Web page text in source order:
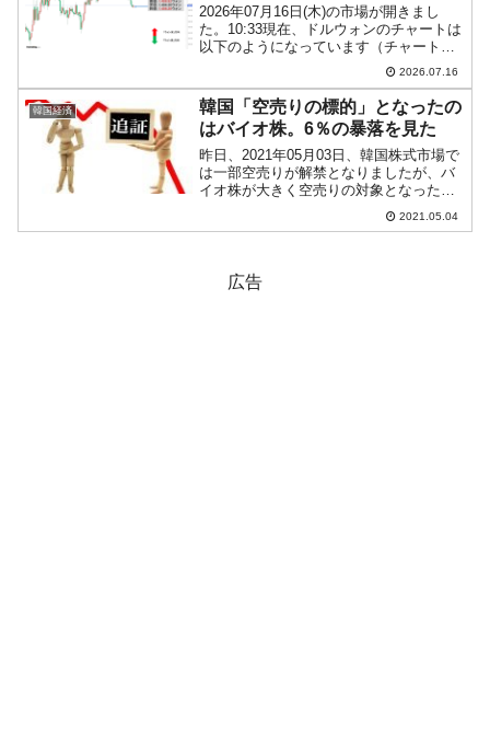
2026年07月16日(木)の市場が開きまし
た。10:33現在、ドルウォンのチャートは
以下のようになっています（チャートは
『Investing.com』より引用）。現在のと
ころ「1ドル＝1,488ウォン」近辺の攻防
となっています。ローソク足...
2026.07.16
韓国経済
韓国「空売りの標的」となったの
はバイオ株。6％の暴落を見た
昨日、2021年05月03日、韓国株式市場で
は一部空売りが解禁となりましたが、バ
イオ株が大きく空売りの対象となったこ
とが注目されています。具体的には『セ
ルトリオン』です。以下をご覧くださ
2021.05.04
広告